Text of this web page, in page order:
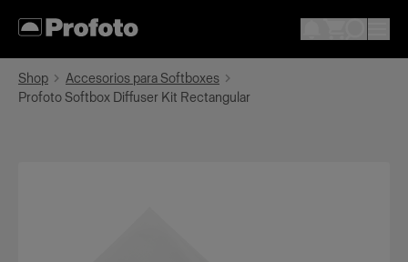
Shop
Accesorios para Softboxes
Profoto Softbox Diffuser Kit Rectangular